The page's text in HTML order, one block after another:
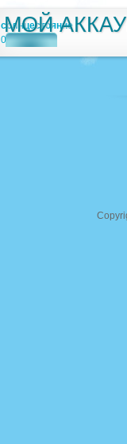
МОЙ
солнцестояние
0